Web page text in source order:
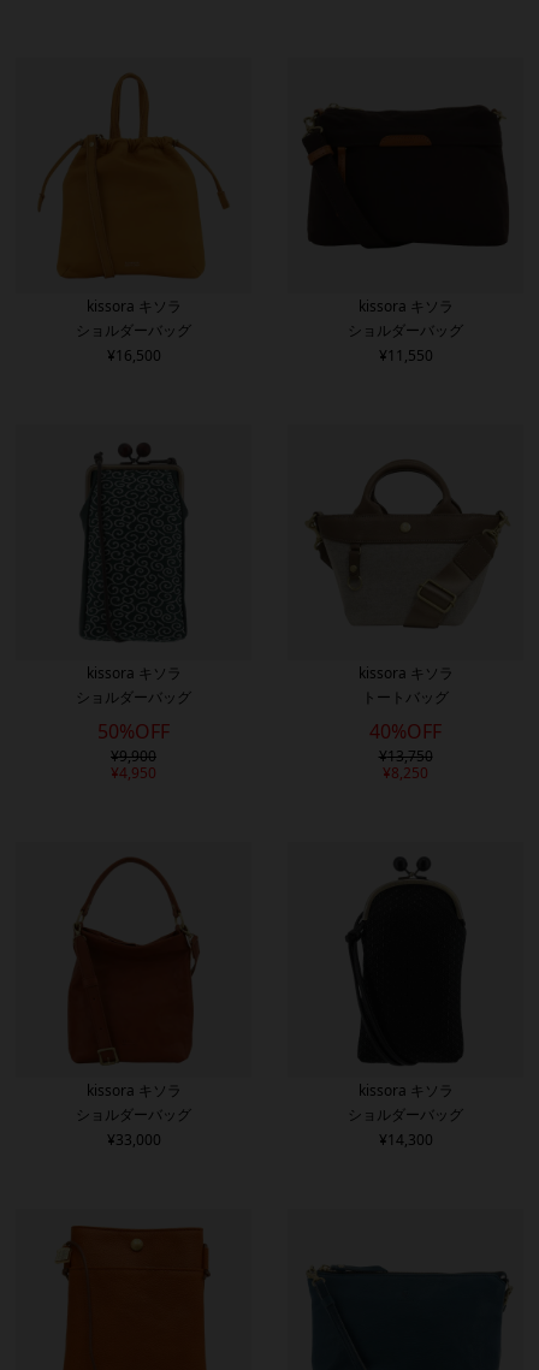
kissora キソラ
ショルダーバッグ
¥16,500
kissora キソラ
ショルダーバッグ
¥11,550
kissora キソラ
ショルダーバッグ
50%OFF
¥9,900
¥4,950
kissora キソラ
トートバッグ
40%OFF
¥13,750
¥8,250
kissora キソラ
ショルダーバッグ
¥33,000
kissora キソラ
ショルダーバッグ
¥14,300